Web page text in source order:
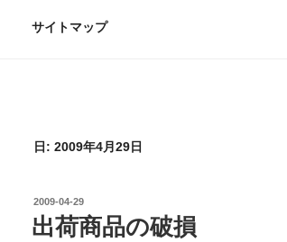
サイトマップ
日: 2009年4月29日
投
稿
日:
2009-04-29
出荷商品の破損